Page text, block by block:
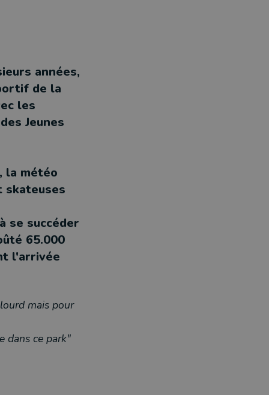
années,
de la
les
Jeunes
la météo
skateuses
se succéder
65.000
l'arrivée
mais pour
dans ce park"